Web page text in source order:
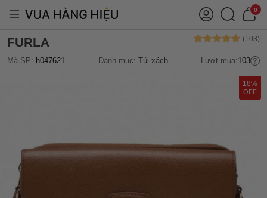
0
FURLA
Mã SP: h047621 Danh mục: Túi xách Lượt mua:103
18%
OFF